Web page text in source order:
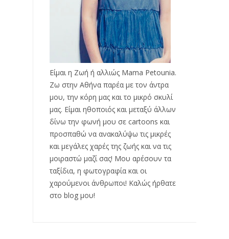
Είμαι η Ζωή ή αλλιώς Mama Petounia.
Ζω στην Αθήνα παρέα με τον άντρα
μου, την κόρη μας και το μικρό σκυλί
μας. Είμαι ηθοποιός και μεταξύ άλλων
δίνω την φωνή μου σε cartoons και
προσπαθώ να ανακαλύψω τις μικρές
και μεγάλες χαρές της ζωής και να τις
μοιραστώ μαζί σας! Μου αρέσουν τα
ταξίδια, η φωτογραφία και οι
χαρούμενοι άνθρωποι! Καλώς ήρθατε
στο blog μου!